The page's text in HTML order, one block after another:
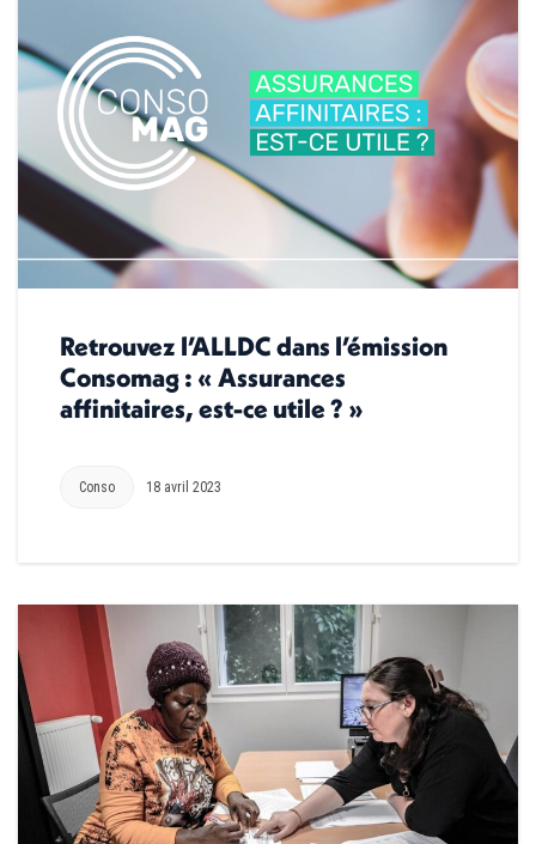
Retrouvez l’ALLDC dans l’émission
Consomag : « Assurances
affinitaires, est-ce utile ? »
Conso 18 avril 2023